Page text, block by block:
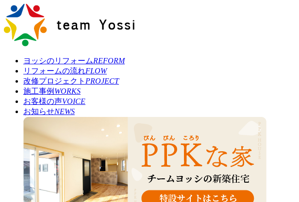
ヨッシのリフォームREFORM
リフォームの流れFLOW
改修プロジェクト PROJECT
施工事例 WORKS
お客様の声VOICE
お知らせNEWS